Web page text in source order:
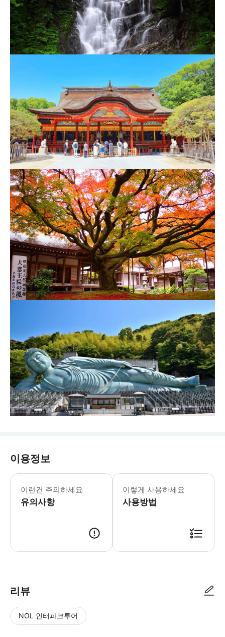
이용정보
이런건 주의하세요
유의사항
이렇게 사용하세요
사용방법
리뷰
NOL 인터파크투어